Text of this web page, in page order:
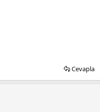
Cevapla